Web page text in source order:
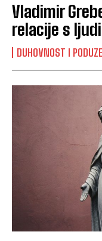
Vladimir
relacije s
DUHOVNOST I